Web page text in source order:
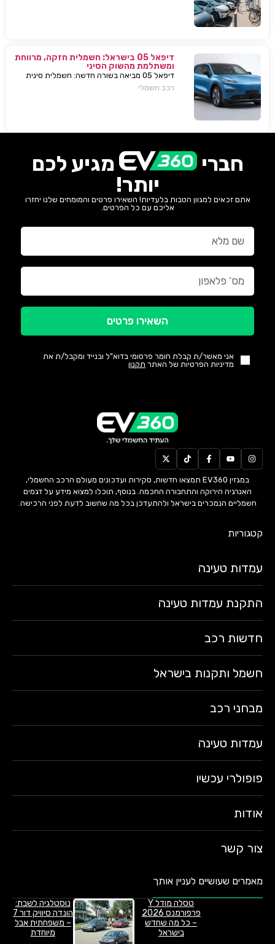
דיפאל 05 בישראל: חשמלית חזקה, מרווחת
ומשתלמת מהשוק הסיני
דיפאל 05 מביאה בשורה חדשה: חשמלית סינית
חזקה, גדולה וזולה שמאיימת לערער את מתחרות
רכב חשמלי
חברי
מגיע לכם
יותר!
אתם זכאים למגוון הטבות בלעדיות! השאירו פרטים והמומחים שלנו יחזרו
אליכם עם כל הפרטים.
אני מאשר/ת קבלת חומר פרסומי בדוא"ל ובנייד ומקבל/ת את
מדיניות הפרטיות של האתר תקנון
השאירו פרטים
במגזין EV360 תמצאו חדשות, סקירות ועדכונים מעולם הרכב החשמלי,
האנרגיה הירוקה והתחבורה החכמה. בנוסף, תוכלו למצוא מידע על דגמים
חשמליים הנמכרים בישראל ולהתעדכן בכל מה שחשוב לדעת לפני הרכישה.
קטגוריות
עמדות טעינה
התקנת עמדות טעינה
חדשות רכב
חשמל ותקנות בישראל
מבחני רכב
עמדות טעינה
פופולרי עכשיו
אודות
צור קשר
מאמרים שעושיים לעניין אותך
טסלה מודל Y
פרפורמנס 2026
– כל מה שחדש
בישראל
נוסטלגיה לשבת:
הונדה סיוויק דור 7
– משפחתית אבל
מיוחדת